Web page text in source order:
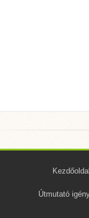
Kezdőoldal
Útmutató